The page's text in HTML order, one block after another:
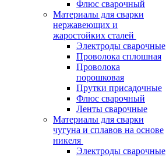
Флюс сварочный
Материалы для сварки
нержавеющих и
жаростойких сталей
Электроды сварочные
Проволока сплошная
Проволока
порошковая
Прутки присадочные
Флюс сварочный
Ленты сварочные
Материалы для сварки
чугуна и сплавов на основе
никеля
Электроды сварочные